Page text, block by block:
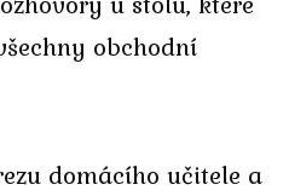
obchodní
domácího učitele a